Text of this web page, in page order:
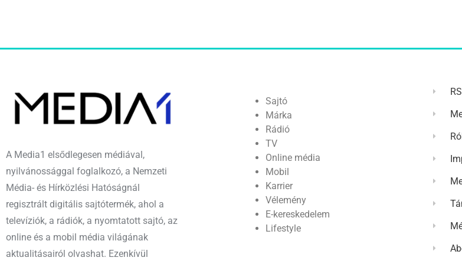
A Media1 elsődlegesen médiával,
nyilvánossággal foglalkozó, a Nemzeti
Média- és Hírközlési Hatóságnál
regisztrált digitális sajtótermék, ahol a
televíziók, a rádiók, a nyomtatott sajtó, az
online és a mobil média világának
aktualitásairól olvashat. Ezenkívül
Sajtó
Márka
Rádió
TV
Online média
Mobil
Karrier
Vélemény
E-kereskedelem
Lifestyle